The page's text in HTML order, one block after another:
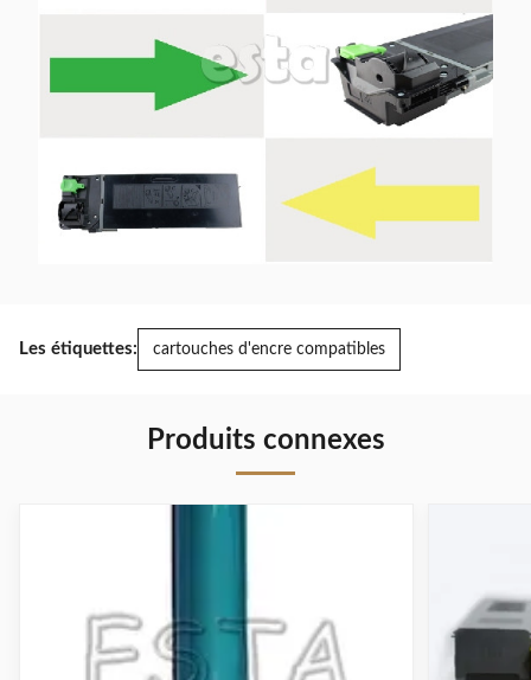
Les étiquettes: cartouches d'encre compatibles
Produits connexes